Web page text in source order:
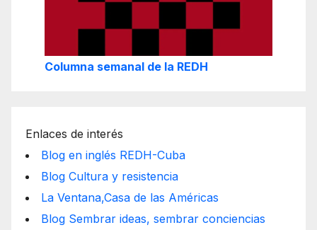
Columna semanal de la REDH
Enlaces de interés
Blog en inglés REDH-Cuba
Blog Cultura y resistencia
La Ventana,Casa de las Américas
Blog Sembrar ideas, sembrar conciencias